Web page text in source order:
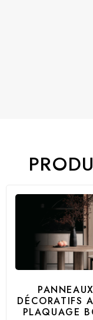
PANNEAUX
DÉCORATIFS
PLAQUAGE